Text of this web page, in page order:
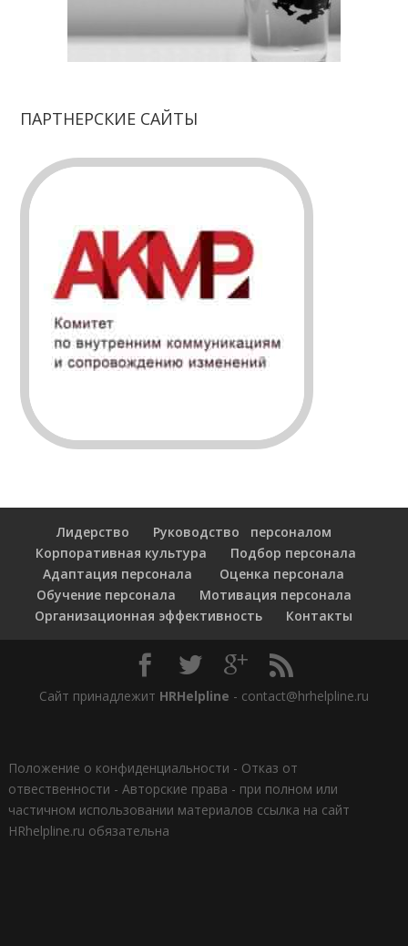
ПАРТНЕРСКИЕ САЙТЫ
Лидерство
Руководство персоналом
Корпоративная культура
Подбор персонала
Адаптация персонала
Оценка персонала
Обучение персонала
Мотивация персонала
Организационная эффективность
Контакты
Сайт принадлежит HRHelpline - contact@hrhelpline.ru
Положение о конфиденциальности - Отказ от
отвественности - Авторские права - при полном или
частичном использовании материалов ссылка на сайт
HRhelpline.ru обязательна